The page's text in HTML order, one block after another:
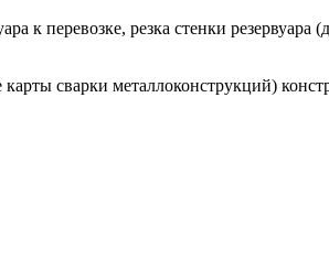
перевозке, резка стенки резервуара
сварки металлоконструкций)